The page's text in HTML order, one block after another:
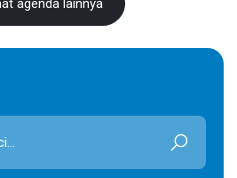
agenda lainnya